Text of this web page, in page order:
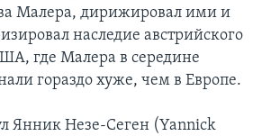
Малера, дирижировал ими и
наследие австрийского
где Малера в середине
гораздо хуже, чем в Европе.
Янник Незе-Сеген (Yannick